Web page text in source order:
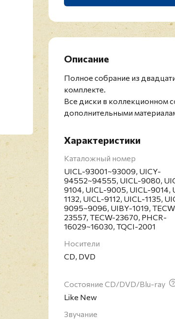
Описание
Полное собрание из
комплекте.
Все диски в коллекционном
дополнительными
Характеристики
Каталожный номер
UICL-93001~93009, UICY-
94552~94555, UICL-9080,
9104, UICL-9005, UICL-9014,
1132, UICL-9112, UICL-1135,
9095~9096, UIBY-1019,
23557, TECW-23670, PHCR-
16029~16030, TQCI-2001
Носители
CD, DVD
Состояние CD/DVD/Blu-ray
Like New
Звучание